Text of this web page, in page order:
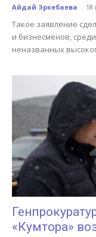
Айдай Эркебаева - 18
Такое заявление
и бизнесменов,
неназванных
«Кумтора»